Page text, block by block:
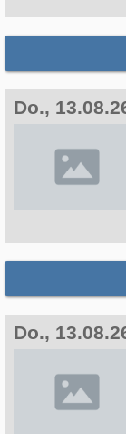
Do.,
Do.,